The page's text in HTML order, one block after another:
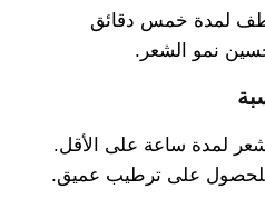
لمدة خمس دقائق
نمو الشعر.
لمدة ساعة على الأقل.
للحصول على ترطيب عميق.